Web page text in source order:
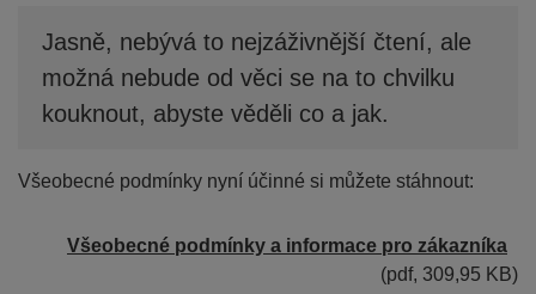
Jasně, nebývá to nejzáživnější čtení, ale
možná nebude od věci se na to chvilku
kouknout, abyste věděli co a jak.
Všeobecné podmínky nyní účinné si můžete stáhnout:
Všeobecné podmínky a informace pro zákazníka
(pdf, 309,95 KB)